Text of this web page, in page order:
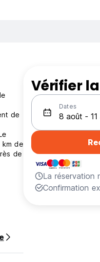
de
km de
de
Vérifier
Dates
La réservation
Confirmation